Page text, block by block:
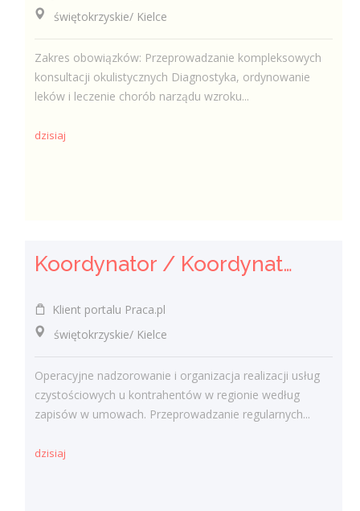
świętokrzyskie/ Kielce
Zakres obowiązków: Przeprowadzanie kompleksowych
konsultacji okulistycznych Diagnostyka, ordynowanie
leków i leczenie chorób narządu wzroku...
dzisiaj
Koordynator / Koordynatorka Usług Serwisowych i Zespołów Terenowych
Klient portalu Praca.pl
świętokrzyskie/ Kielce
Operacyjne nadzorowanie i organizacja realizacji usług
czystościowych u kontrahentów w regionie według
zapisów w umowach. Przeprowadzanie regularnych...
dzisiaj